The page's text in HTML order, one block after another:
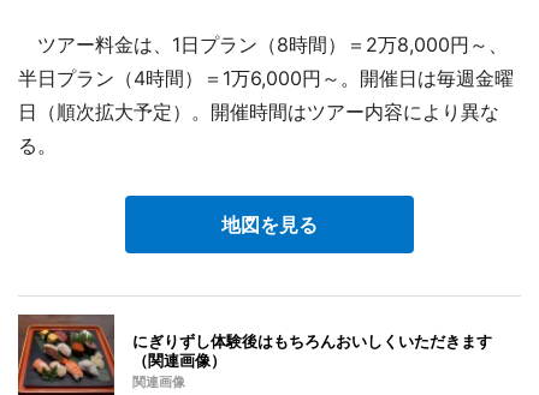
ツアー料金は、1日プラン（8時間）＝2万8,000円～、
半日プラン（4時間）＝1万6,000円～。開催日は毎週金曜
日（順次拡大予定）。開催時間はツアー内容により異な
る。
地図を見る
にぎりずし体験後はもちろんおいしくいただきます
（関連画像）
関連画像